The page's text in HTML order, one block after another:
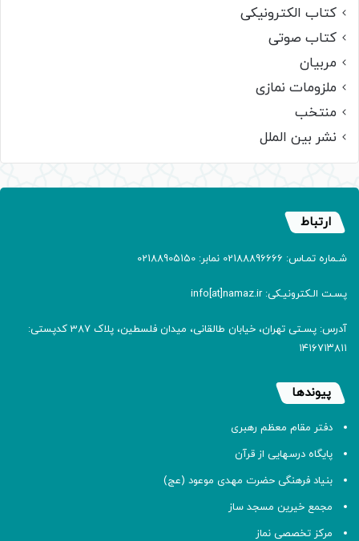
کتاب الکترونیکی
کتاب صوتی
مربیان
ملزومات نمازی
منتخب
نشر بین الملل
ارتباط
شـماره تمـاس: 02188896666 نمابر: 02188905150
پسـت الـکترونیـکی: info[at]namaz.ir
آدرس: پسـتی تهران، خیابان طالقانی، میدان فلسطین، پلاک 387 کدپستی:
۱۴۱۶۷۱۳۸۱۱
پیوندها
دفتر مقام معظم رهبری
پایگاه درسهایی از قرآن
بنیاد فرهنگی حضرت مهدی موعود (عج)
مجمع خیرین مسجد ساز
مرکز تخصصی نماز